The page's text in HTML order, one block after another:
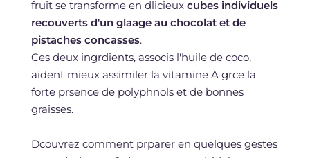
fruit se transforme en dlicieux cubes individuels
recouverts d'un glaage au chocolat et de
pistaches concasses.
Ces deux ingrdients, associs l'huile de coco,
aident mieux assimiler la vitamine A grce la
forte prsence de polyphnols et de bonnes
graisses.
Dcouvrez comment prparer en quelques gestes